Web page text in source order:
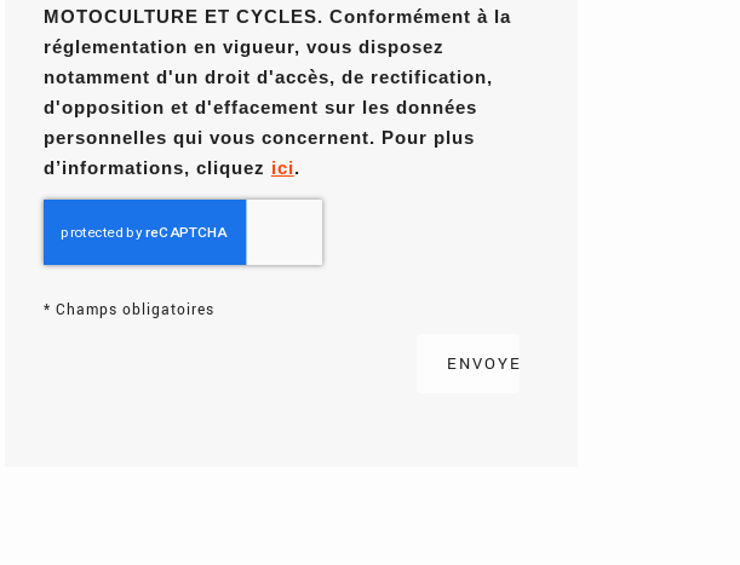
MOTOCULTURE ET CYCLES. Conformément à la
réglementation en vigueur, vous disposez
notamment d'un droit d'accès, de rectification,
d'opposition et d'effacement sur les données
personnelles qui vous concernent. Pour plus
d’informations, cliquez ici.
* Champs obligatoires